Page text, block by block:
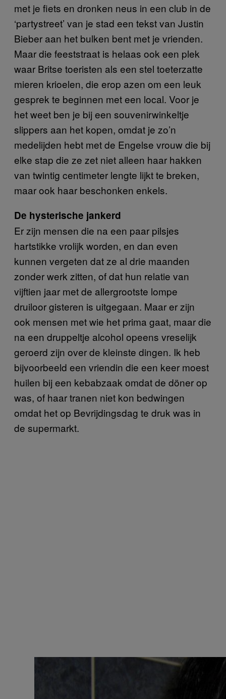
met je fiets en dronken neus in een club in de
‘partystreet’ van je stad een tekst van Justin
Bieber aan het bulken bent met je vrienden.
Maar die feeststraat is helaas ook een plek
waar Britse toeristen als een stel toeterzatte
mieren krioelen, die erop azen om een leuk
gesprek te beginnen met een local. Voor je
het weet ben je bij een souvenirwinkeltje
slippers aan het kopen, omdat je zo’n
medelijden hebt met de Engelse vrouw die bij
elke stap die ze zet niet alleen haar hakken
van twintig centimeter lengte lijkt te breken,
maar ook haar beschonken enkels.
De hysterische jankerd
Er zijn mensen die na een paar pilsjes
hartstikke vrolijk worden, en dan even
kunnen vergeten dat ze al drie maanden
zonder werk zitten, of dat hun relatie van
vijftien jaar met de allergrootste lompe
druiloor gisteren is uitgegaan. Maar er zijn
ook mensen met wie het prima gaat, maar die
na een druppeltje alcohol opeens vreselijk
geroerd zijn over de kleinste dingen. Ik heb
bijvoorbeeld een vriendin die een keer moest
huilen bij een kebabzaak omdat de döner op
was, of haar tranen niet kon bedwingen
omdat het op Bevrijdingsdag te druk was in
de supermarkt.